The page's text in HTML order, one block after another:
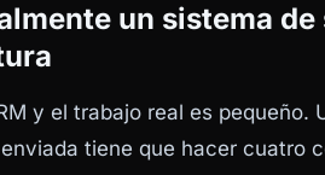
un sistema
y el trabajo real es pequeño.
tiene que hacer cuatro